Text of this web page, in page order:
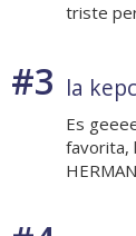
triste
#3 la
Es
favorita,